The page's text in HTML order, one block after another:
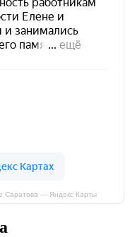
Саратова — Яндекс Карты